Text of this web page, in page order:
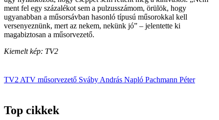
ment fel egy százalékot sem a pulzusszámom, örülök, hogy
ugyanabban a műsorsávban hasonló típusú műsorokkal kell
versenyeznünk, mert az nekem, nekünk jó” – jelentette ki
magabiztosan a műsorvezető.
Kiemelt kép: TV2
TV2 ATV műsorvezető Sváby András Napló Pachmann Péter
Top cikkek